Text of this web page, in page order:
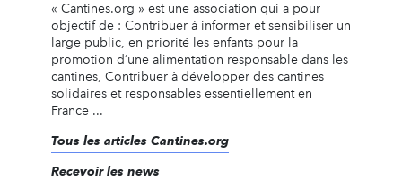
« Cantines.org » est une association qui a pour
objectif de : Contribuer à informer et sensibiliser un
large public, en priorité les enfants pour la
promotion d’une alimentation responsable dans les
cantines, Contribuer à développer des cantines
solidaires et responsables essentiellement en
France ...
Tous les articles Cantines.org
Recevoir les news